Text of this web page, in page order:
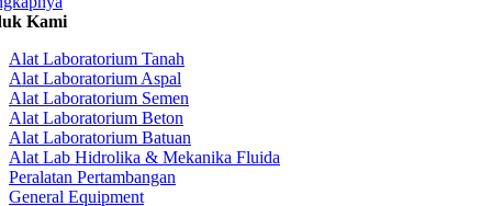
Kami
Alat Laboratorium Tanah
Alat Laboratorium Aspal
Alat Laboratorium Semen
Alat Laboratorium Beton
Alat Laboratorium Batuan
Alat Lab Hidrolika & Mekanika Fluida
Peralatan Pertambangan
General Equipment